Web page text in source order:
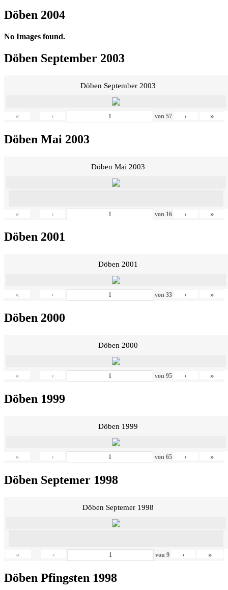
Döben 2004
No Images found.
Döben September 2003
Döben September 2003
« ‹ von 57 › »
Döben Mai 2003
Döben Mai 2003
« ‹ von 16 › »
Döben 2001
Döben 2001
« ‹ von 33 › »
Döben 2000
Döben 2000
« ‹ von 95 › »
Döben 1999
Döben 1999
« ‹ von 65 › »
Döben Septemer 1998
Döben Septemer 1998
« ‹ von9 › »
Döben Pfingsten 1998